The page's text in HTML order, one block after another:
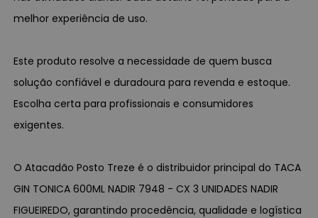
melhor experiência de uso.
Este produto resolve a necessidade de quem busca
solução confiável e duradoura para revenda e estoque.
Escolha certa para profissionais e consumidores
exigentes.
O Atacadão Posto Treze é o distribuidor principal do TACA
GIN TONICA 600ML NADIR 7948 - CX 3 UNIDADES NADIR
FIGUEIREDO, garantindo procedência, qualidade e logística